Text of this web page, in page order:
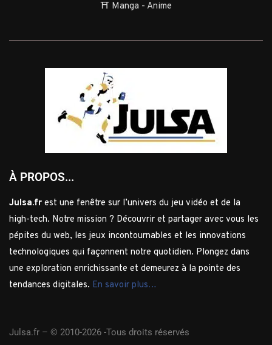
⛩️ Manga - Anime
À PROPOS...
Julsa.fr est une fenêtre sur l’univers du jeu vidéo et de la
high-tech. Notre mission ? Découvrir et partager avec vous les
pépites du web, les jeux incontournables et les innovations
technologiques qui façonnent notre quotidien. Plongez dans
une exploration enrichissante et demeurez à la pointe des
tendances digitales. En savoir plus…
Julsa.fr – © 2010-2026 -Tous droits réservés